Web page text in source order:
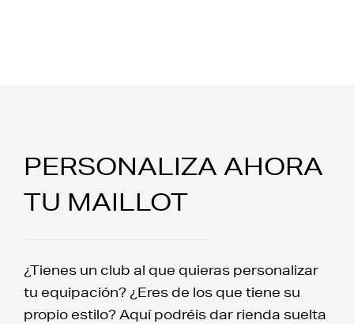
PERSONALIZA AHORA
TU MAILLOT
¿Tienes un club al que quieras personalizar
tu equipación? ¿Eres de los que tiene su
propio estilo? Aquí podréis dar rienda suelta